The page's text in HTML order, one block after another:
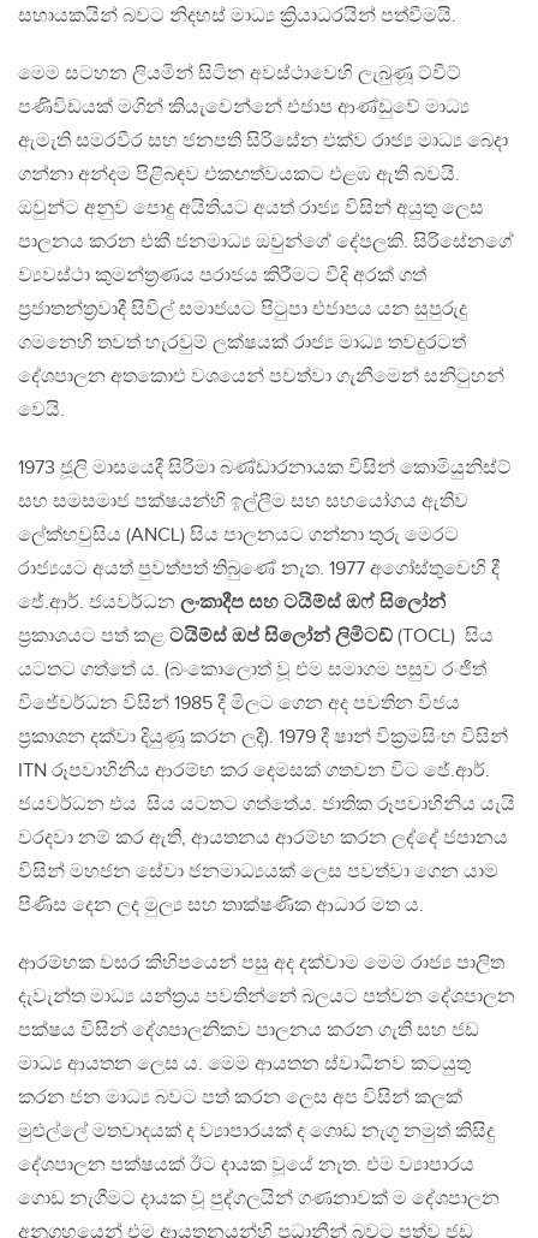
සහායකයින් බවට නිදහස් මාධ්‍ය ක්‍රියාධරයින් පත්වීමයි.
මෙම සටහන ලියමින් සිටින අවස්ථාවෙහි ලැබුණූ ට්වීට්
පණිවිඩයක් මගින් කියැවෙන්නේ එජාප ආණ්ඩුවේ මාධ්‍ය
ඇමැති සමරවීර සහ ජනපති සිරිසේන එක්ව රාජ්‍ය මාධ්‍ය බෙදා
ගන්නා අන්දම පිළිබඳව එකඟත්වයකට එළඹ ඇති බවයි.
ඔවුන්ට අනුව පොදු අයිතියට අයත් රාජ්‍ය විසින් අයුතු ලෙස
පාලනය කරන එකී ජනමාධ්‍ය ඔවුන්ගේ දේපලකි. සිරිසේනගේ
ව්‍යවස්ථා කුමන්ත්‍රණය පරාජය කිරීමට වීදි අරක් ගත්
ප්‍රජාතන්ත්‍රවාදී සිවිල් සමාජයට පිටුපා එජාපය යන සුපුරුදු
ගමනෙහි තවත් හැරවුම් ලක්ෂයක් රාජ්‍ය මාධ්‍ය තවදුරටත්
දේශපාලන අතකොළු වශයෙන් පවත්වා ගැනීමෙන් සනිටුහන්
වෙයි.
1973 ජූලි මාසයෙදී සිරිමා බණ්ඩාරනායක විසින් කොමියුනිස්ට්
සහ සමසමාජ පක්ෂයන්හි ඉල්ලීම සහ සහයෝගය ඇතිව
ලේක්හවුසිය (ANCL) සිය පාලනයට ගන්නා තුරු මෙරට
රාජ්‍යයට අයත් පුවත්පත් තිබුණේ නැත. 1977 අගෝස්තුවෙහි දී
ජේ.ආර්. ජයවර්ධන ලංකාදීප සහ ටයිම්ස් ඔෆ් සිලෝන්
ප්‍රකාශයට පත් කළ ටයිම්ස් ඔප් සිලෝන් ලිමිටඩ් (TOCL) සිය
යටතට ගත්තේ ය. (බංකොලොත් වූ එම සමාගම පසුව රංජිත්
විජේවර්ධන විසින් 1985 දී මිලට ගෙන අද පවතින විජය
ප්‍රකාශන දක්වා දියුණූ කරන ලදී). 1979 දී ෂාන් වික්‍රමසිංහ විසින්
ITN රූපවාහිනිය ආරම්භ කර දෙමසක් ගතවන විට ජේ.ආර්.
ජයවර්ධන එය සිය යටතට ගත්තේය. ජාතික රූපවාහිනිය යැයි
වරදවා නම් කර ඇති, ආයතනය ආරම්භ කරන ලද්දේ ජපානය
විසින් මහජන සේවා ජනමාධ්‍යයක් ලෙස පවත්වා ගෙන යාම
පිණිස දෙන ලද මුල්‍ය සහ තාක්ෂණික ආධාර මත ය.
ආරම්භක වසර කිහිපයෙන් පසු අද දක්වාම මෙම රාජ්‍ය පාලිත
දැවැන්ත මාධ්‍ය යන්ත්‍රය පවතින්නේ බලයට පත්වන දේශපාලන
පක්ෂය විසින් දේශපාලනිකව පාලනය කරන ගැති සහ ජඩ
මාධ්‍ය ආයතන ලෙස ය. මෙම ආයතන ස්වාධීනව කටයුතු
කරන ජන මාධ්‍ය බවට පත් කරන ලෙස අප විසින් කලක්
මුළුල්ලේ මතවාදයක් ද ව්‍යාපාරයක් ද ගොඩ නැගූ නමුත් කිසිදු
දේශපාලන පක්ෂයක් ඊට දායක වූයේ නැත. එම ව්‍යාපාරය
ගොඩ නැගීමට දායක වූ පුද්ගලයින් ගණනාවක් ම දේශපාලන
අනුග්‍රහයෙන් එම ආයතනයන්හි ප්‍රධානීන් බවට පත්ව ජඩ